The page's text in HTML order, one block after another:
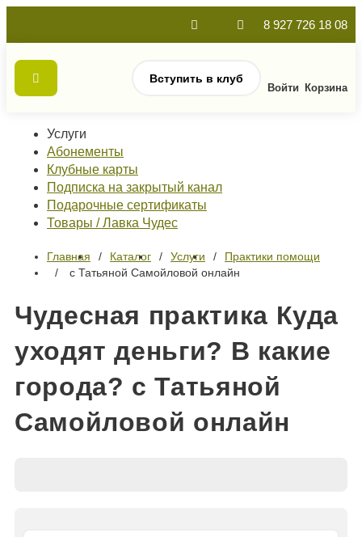
8 927 726 18 08
Вступить в клуб
Войти Корзина
Услуги
Абонементы
Клубные карты
Подписка на закрытый канал
Подарочные сертификаты
Товары / Лавка Чудес
Главная Каталог Услуги
Практики помощи
с Татьяной Самойловой онлайн
Чудесная практика Куда
уходят деньги? В какие
города? с Татьяной
Самойловой онлайн